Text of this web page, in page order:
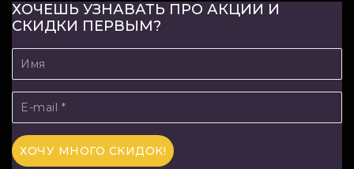
ХОЧЕШЬ УЗНАВАТЬ ПРО АКЦИИ И
СКИДКИ ПЕРВЫМ?